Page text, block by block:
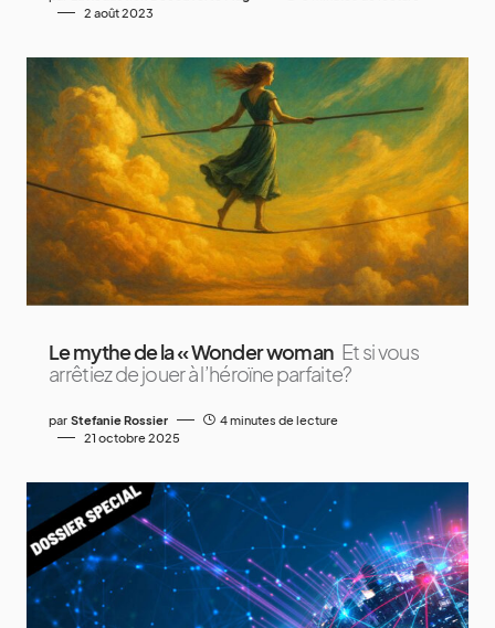
2 août 2023
Le mythe de la « Wonder woman Et si vous
arrêtiez de jouer à l’héroïne parfaite?
par Stefanie Rossier
4 minutes de lecture
21 octobre 2025